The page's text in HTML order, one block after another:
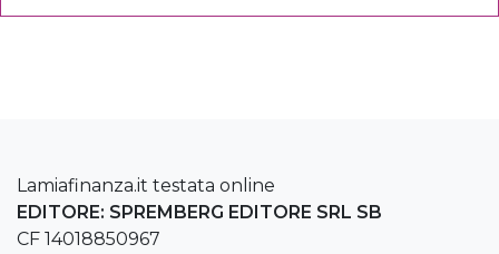
Lamiafinanza.it testata online
EDITORE: SPREMBERG EDITORE SRL SB
CF 14018850967